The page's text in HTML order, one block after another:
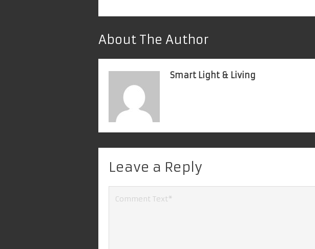
About The Author
Smart Light & Living
Leave a Reply